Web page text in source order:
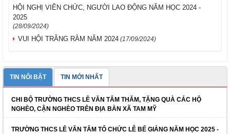
HỘI NGHỊ VIÊN CHỨC, NGƯỜI LAO ĐỘNG NĂM HỌC 2024 -
2025
(28/09/2024)
VUI HỘI TRĂNG RẰM NĂM 2024 (17/09/2024)
TIN NỔI BẬT TIN MỚI NHẤT
CHI BỘ TRƯỜNG THCS LÊ VĂN TÂM THĂM, TẶNG QUÀ CÁC HỘ
NGHÈO, CẬN NGHÈO TRÊN ĐỊA BÀN XÃ TAM MỸ
TRƯỜNG THCS LÊ VĂN TÂM TỔ CHỨC LỄ BẾ GIẢNG NĂM HỌC 2025 -